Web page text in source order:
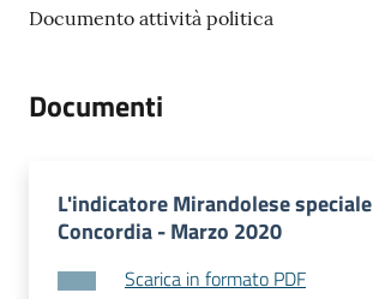
su
Documento attività politica
Documenti
L'indicatore Mirandolese speciale
Concordia - Marzo 2020
Scarica in formato PDF